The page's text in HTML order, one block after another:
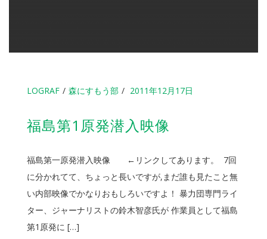
LOGRAF 森にすもう部 2011年12月17日
福島第1原発潜入映像
福島第一原発潜入映像 ←リンクしてあります。 7回
に分かれてて、ちょっと長いですが,まだ誰も見たこと無
い内部映像でかなりおもしろいですよ！ 暴力団専門ライ
ター、ジャーナリストの鈴木智彦氏が 作業員として福島
第1原発に […]